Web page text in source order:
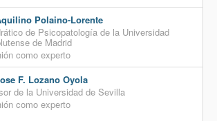
Polaino-Lorente
de Psicopatología de la Universidad
de Madrid
como experto
F. Lozano Oyola
de la Universidad de Sevilla
como experto